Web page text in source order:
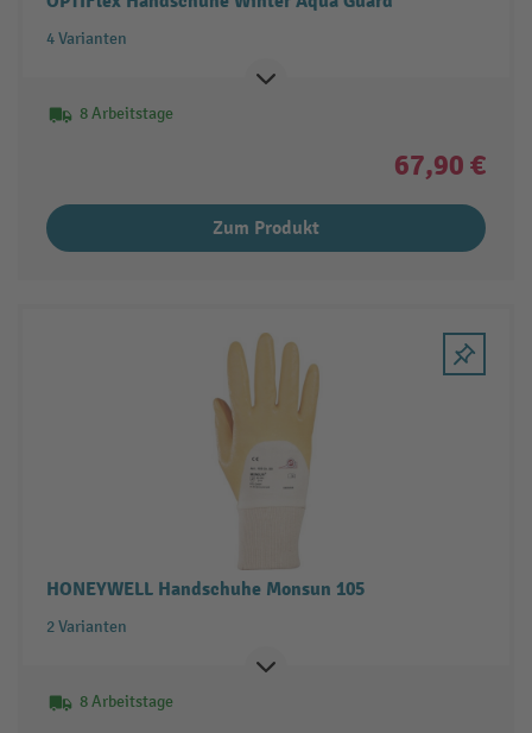
4 Varianten
8 Arbeitstage
67,90 €
Zum Produkt
HONEYWELL Handschuhe Monsun 105
2 Varianten
8 Arbeitstage